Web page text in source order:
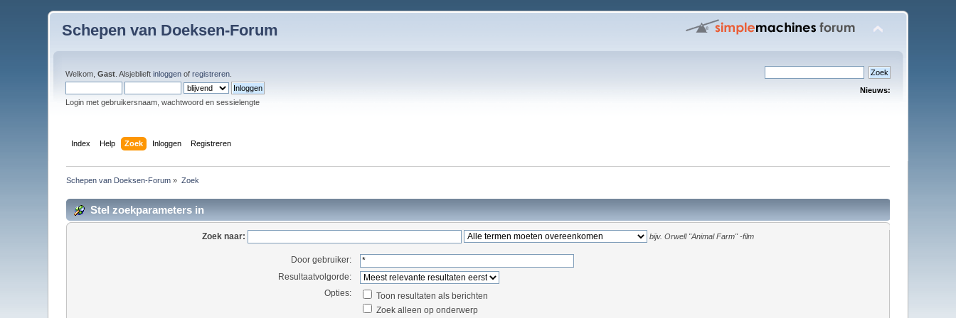
Schepen van Doeksen-Forum
Welkom,Gast . Alsjeblieftinloggen ofregistreren
Login met gebruikersnaam, wachtwoord en sessielengte
Nieuws:
Index Help Zoek Inloggen Registreren
Schepen van Doeksen-Forum » Zoek
Stel zoekparameters in
Zoek naar: bijv. Orwell "Animal Farm" -film
Door gebruiker:
Resultaatvolgorde:
Opties:
Toon resultaten als berichten
Zoek alleen op onderwerp